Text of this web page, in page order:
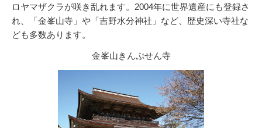
ロヤマザクラが咲き乱れます。2004年に世界遺産にも登録さ
れ、「金峯山寺」や「吉野水分神社」など、歴史深い寺社な
ども多数あります。
金峯山きんぷせん寺